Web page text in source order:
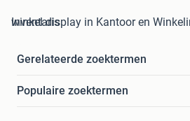
winkel display in Kantoor en Winkelinrichting | Winkel en Inventaris
Gerelateerde zoektermen
Populaire zoektermen